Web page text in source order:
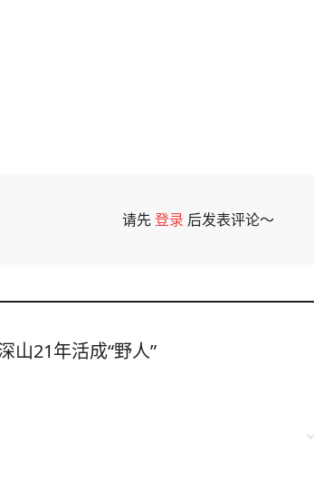
请先登录 后发表评论～
山21年活成“野人”